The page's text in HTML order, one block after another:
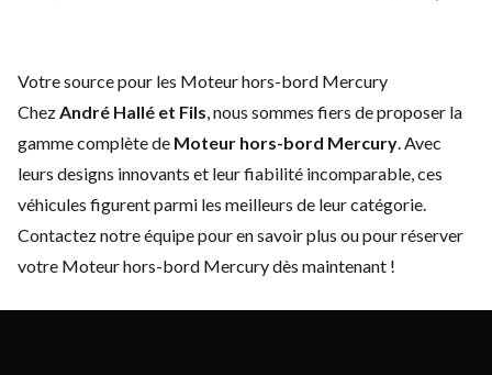
Votre source pour les Moteur hors-bord Mercury
ChezAndré Hallé et Fils, nous sommes fiers de proposer la
gamme complète de Moteur hors-bord Mercury. Avec
leurs designs innovants et leur fiabilité incomparable, ces
véhicules figurent parmi les meilleurs de leur catégorie.
Contactez notre équipepour en savoir plus ou pour réserver
votre Moteur hors-bord Mercury dès maintenant !